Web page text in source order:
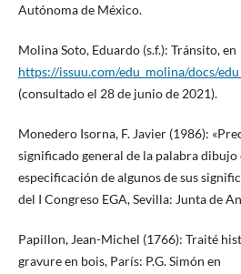
Autónoma de México.
Molina Soto, Eduardo (s.f.): Tránsito, en
https://issuu.com/edu_molina/docs/
(consultado el 28 de junio de 2021).
Monedero Isorna, F. Javier (1986):
significado general de la palabra dibujo
especificación de algunos de sus
del I Congreso EGA, Sevilla: Junta de
Papillon, Jean-Michel (1766): Traité
gravure en bois, París: P.G. Simón en